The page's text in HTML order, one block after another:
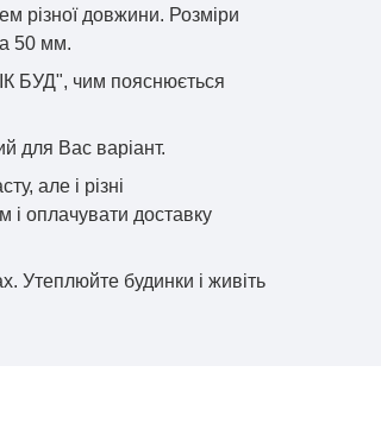
різної довжини. Розміри
50 мм.
БУД", чим пояснюється
для Вас варіант.
але і різні
і оплачувати доставку
Утеплюйте будинки і живіть